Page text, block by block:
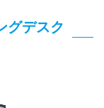
グデスク